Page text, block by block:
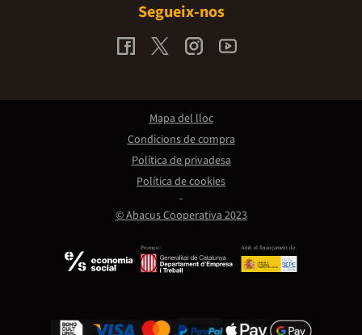
Segueix-nos
Promou: Amb el finançament de:
© Abacus Cooperativa 2023
Mapa del lloc
Condicions de compra
Política de privadesa
Política de cookies